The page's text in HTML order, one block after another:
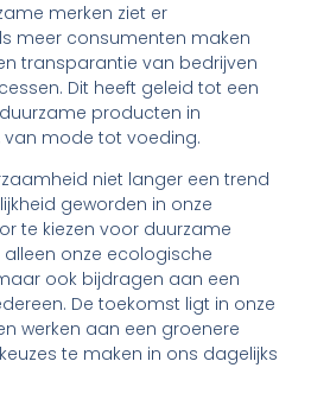
merken ziet er
meer consumenten maken
transparantie van bedrijven
Dit heeft geleid tot een
producten in
van mode tot voeding.
niet langer een trend
geworden in onze
te kiezen voor duurzame
onze ecologische
ook bijdragen aan een
De toekomst ligt in onze
werken aan een groenere
te maken in ons dagelijks